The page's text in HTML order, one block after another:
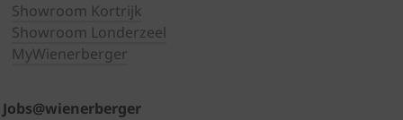
Showroom Kortrijk
Showroom Londerzeel
MyWienerberger
Jobs@wienerberger